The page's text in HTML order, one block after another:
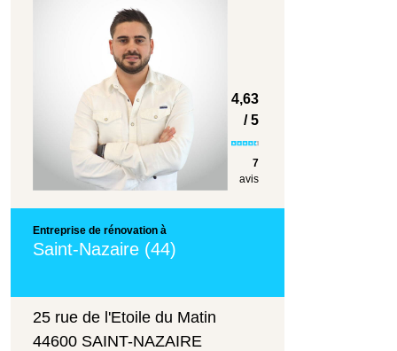
4,63
/ 5
7
avis
Entreprise de rénovation à
Saint-Nazaire (44)
25 rue de l'Etoile du Matin
44600 SAINT-NAZAIRE